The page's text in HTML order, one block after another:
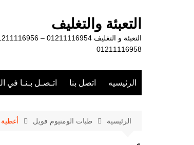
التعبئة والتغليف
01211116958
الرئيسيه اتصل بنا اتـصـل بـنـا في
الرئيسية طبات الومنيوم فويل